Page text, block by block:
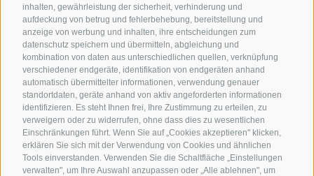
inhalten, gewährleistung der sicherheit, verhinderung und
aufdeckung von betrug und fehlerbehebung, bereitstellung und
anzeige von werbung und inhalten, ihre entscheidungen zum
datenschutz speichern und übermitteln, abgleichung und
kombination von daten aus unterschiedlichen quellen, verknüpfung
verschiedener endgeräte, identifikation von endgeräten anhand
automatisch übermittelter informationen, verwendung genauer
standortdaten, geräte anhand von aktiv angeforderten informationen
identifizieren. Es steht Ihnen frei, Ihre Zustimmung zu erteilen, zu
verweigern oder zu widerrufen, ohne dass dies zu wesentlichen
Einschränkungen führt. Wenn Sie auf „Cookies akzeptieren" klicken,
erklären Sie sich mit der Verwendung von Cookies und ähnlichen
Tools einverstanden. Verwenden Sie die Schaltfläche „Einstellungen
verwalten", um Ihre Auswahl anzupassen oder „Alle ablehnen", um